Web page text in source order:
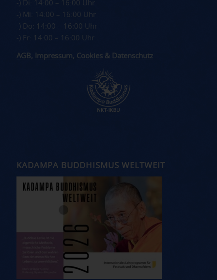
-) Di: 14:00 – 16:00 Uhr
-) Mi: 14:00 – 16:00 Uhr
-) Do: 14:00 – 16:00 Uhr
-) Fr: 14:00 – 16:00 Uhr
AGB , Impressum, Cookies& Datenschutz
KADAMPA BUDDHISMUS WELTWEIT